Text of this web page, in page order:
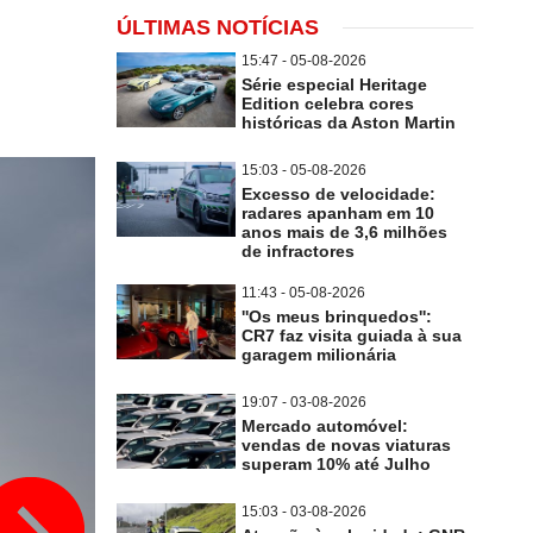
ÚLTIMAS NOTÍCIAS
15:47 - 05-08-2026
Série especial Heritage
Edition celebra cores
históricas da Aston Martin
15:03 - 05-08-2026
Excesso de velocidade:
radares apanham em 10
anos mais de 3,6 milhões
de infractores
11:43 - 05-08-2026
''Os meus brinquedos'':
CR7 faz visita guiada à sua
garagem milionária
19:07 - 03-08-2026
Mercado automóvel:
vendas de novas viaturas
superam 10% até Julho
15:03 - 03-08-2026